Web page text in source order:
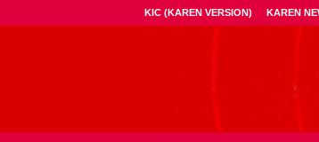
KIC (KAREN VERSION) KAREN